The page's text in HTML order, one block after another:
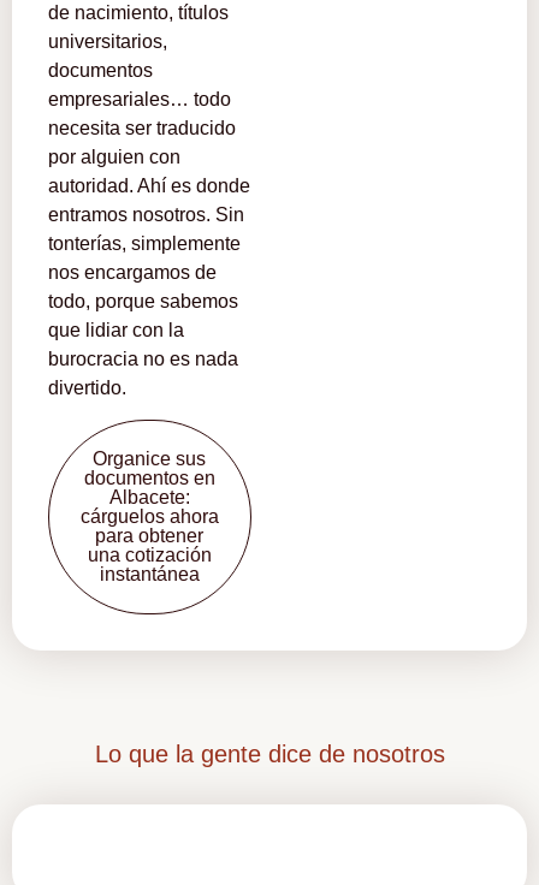
de nacimiento, títulos
universitarios,
documentos
empresariales… todo
necesita ser traducido
por alguien con
autoridad. Ahí es donde
entramos nosotros. Sin
tonterías, simplemente
nos encargamos de
todo, porque sabemos
que lidiar con la
burocracia no es nada
divertido.
Organice sus
documentos en
Albacete:
cárguelos ahora
para obtener
una cotización
instantánea
Lo que la gente dice de nosotros